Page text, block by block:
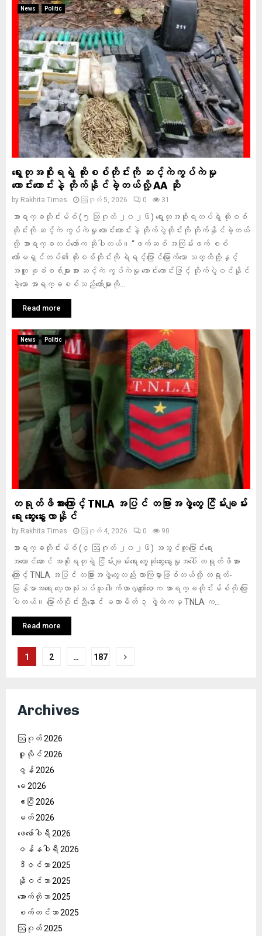
News Politic
ရွေးတုအစိုးရရဲ့ ထိုးစစ်တိုင်းကို ဆင့်ကဲကွပ်ကဲမှု
ကောင်းကောင်းနဲ့ တိုက်နိုင်ခဲ့တယ်လို့ AA ဆို
by Rakhita Times ဩဂုတ် 5, 2026 0 31
အာရက္ခတိုင်းမ်စ် (၅ သြဂုတ် ၂၀၂၆) ရွေးတုအစိုးရတပ်ရဲ့ ထိုးစစ်
တိုင်းကို ဆင့်ကဲ ကွပ်ကဲမှု ကောင်းကောင်းနဲ့ တိုက်ပွဲတိုင်းကို တိုက်နိုင်ခဲ့တယ်
လို့ အာရက္ခတပ်တော်က ဆိုပါတယ်။ “ဖက်ဆစ် အကြမ်းဖက် စစ်
ကော်မရှင်တပ်၏ ထိုးစစ်တိုင်းကို ရဲရင့်ပြောင်မြောက်သော သတ္တိတို့နှင့်
အတူ ခုခံစစ်များအား ဆင့်ကဲ ကွပ်ကဲမှု ကောင်းကောင်းဖြင့် တိုက်ပွဲဝင်နိုင်
ခဲ့သော အာရက္ခစစ်သည်တော်များကို...
Read more
News Politic
တရုတ်ဖိအားကြောင့် TNLA အပြင် တခြားအဖွဲ့တွေ ငြိမ်းချမ်း
ရေး ဆွေးနွေးလာနိုင်
by Rakhita Times ဩဂုတ် 4, 2026 0 90
အာရက္ခတိုင်းမ်စ် (၄ ဩဂုတ် ၂၀၂၆) အသွင်ကူးပြောင်းရေး
အယောင်ဆောင် အစိုးရတုရဲ့ ငြိမ်းချမ်းရေး တွေ့ဆုံဆွေးနွေးမှုအပေါ် တရုတ်ဖိအား
ကြောင့် TNLA အပြင် တခြားအဖွဲ့တွေလည်း လာကြမှာဖြစ်တယ်လို့ တရုတ်-
မြန်မာအရေး လေ့လာသုံးသပ်သူ ဒေါက်တာလှကျော်ဇောက အာရက္ခတိုင်းမ်စ်ကို ပြော
ပါတယ်။ မြောက်ပိုင်းညီနောင် မဟာမိတ် ၃ ဖွဲ့ထဲကမှ TNLA က...
Read more
ပို့
စာမျက်နှာ
ခြင်း
1 2 … 187
Archives
ဩဂုတ် 2026
ဇူလိုင် 2026
ဇွန် 2026
မေ 2026
ဧပြီ 2026
မတ် 2026
ဖေ‌ဖော်ဝါရီ 2026
ဇန်နဝါရီ 2026
ဒီဇင်ဘာ 2025
နိုဝင်ဘာ 2025
အောက်တိုဘာ 2025
စက်တင်ဘာ 2025
ဩဂုတ် 2025